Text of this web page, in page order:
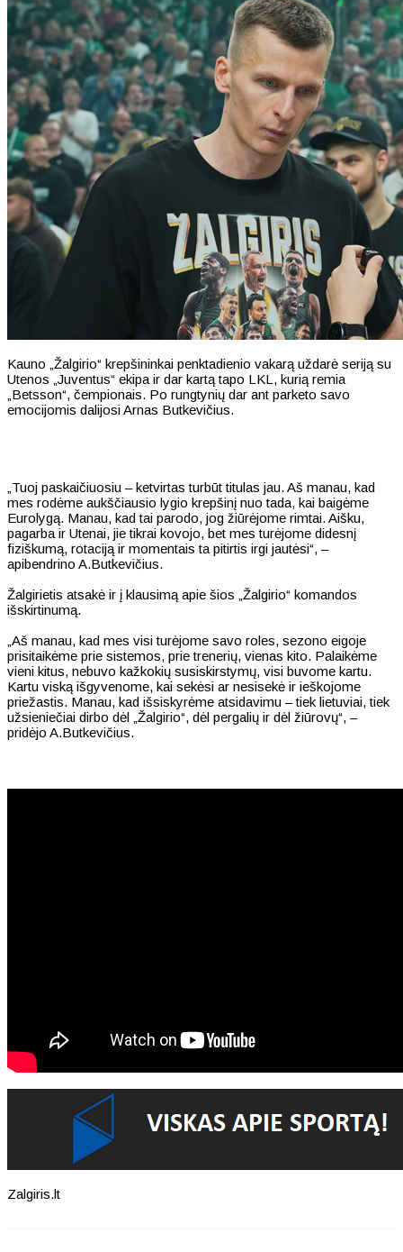
Kauno „Žalgirio“ krepšininkai penktadienio vakarą uždarė seriją su
Utenos „Juventus“ ekipa ir dar kartą tapo LKL, kurią remia
„Betsson“, čempionais. Po rungtynių dar ant parketo savo
emocijomis dalijosi Arnas Butkevičius.
„Tuoj paskaičiuosiu – ketvirtas turbūt titulas jau. Aš manau, kad
mes rodėme aukščiausio lygio krepšinį nuo tada, kai baigėme
Eurolygą. Manau, kad tai parodo, jog žiūrėjome rimtai. Aišku,
pagarba ir Utenai, jie tikrai kovojo, bet mes turėjome didesnį
fiziškumą, rotaciją ir momentais ta pitirtis irgi jautėsi“, –
apibendrino A.Butkevičius.
Žalgirietis atsakė ir į klausimą apie šios „Žalgirio“ komandos
išskirtinumą.
„Aš manau, kad mes visi turėjome savo roles, sezono eigoje
prisitaikėme prie sistemos, prie trenerių, vienas kito. Palaikėme
vieni kitus, nebuvo kažkokių susiskirstymų, visi buvome kartu.
Kartu viską išgyvenome, kai sekėsi ar nesisekė ir ieškojome
priežastis. Manau, kad išsiskyrėme atsidavimu – tiek lietuviai, tiek
užsieniečiai dirbo dėl „Žalgirio“, dėl pergalių ir dėl žiūrovų“, –
pridėjo A.Butkevičius.
Zalgiris.lt